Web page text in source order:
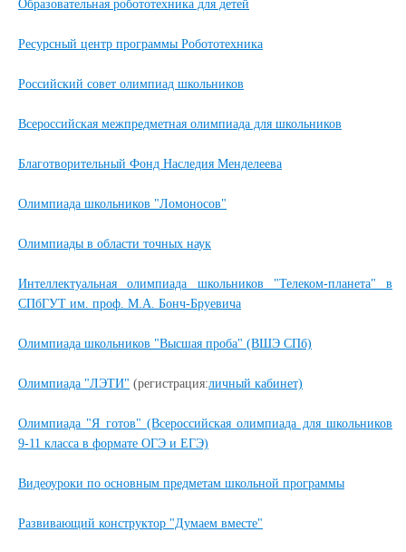
Образовательная робототехника для детей
Ресурсный центр программы Робототехника
Российский совет олимпиад школьников
Всероссийская межпредметная олимпиада для школьников
Благотворительный Фонд Наследия Менделеева
Олимпиада школьников "Ломоносов"
Олимпиады в области точных наук
Интеллектуальная олимпиада школьников "Телеком-планета" в
СПбГУТ им. проф. М.А. Бонч-Бруевича
Олимпиада школьников "Высшая проба" (ВШЭ СПб)
Олимпиада "ЛЭТИ" (регистрация:личный кабинет)
Олимпиада "Я готов" (Всероссийская олимпиада для школьников
9-11 класса в формате ОГЭ и ЕГЭ)
Видеоуроки по основным предметам школьной программы
Развивающий конструктор "Думаем вместе"